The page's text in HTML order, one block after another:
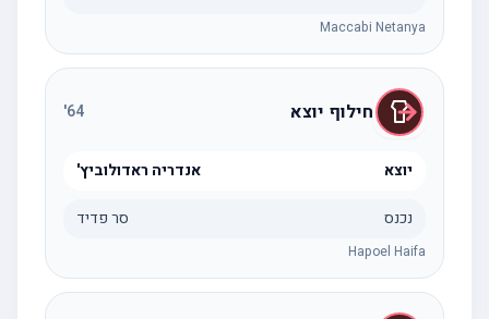
Maccabi Netanya
חילוף יוצא 64
'
יוצא אנדריה ראדולוביץ'
נכנס סר פדיד
Hapoel Haifa